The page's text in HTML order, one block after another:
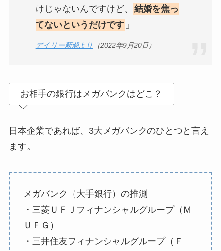
けじゃないんですけど、
結婚を焦っ
てないというだけです 」
デイリー新潮より （2022年9月20日）
お相手の銀行はメガバンクはどこ？
日本企業であれば、3大メガバンクのひとつと言え
ます。
メガバンク（大手銀行）の推測
・三菱ＵＦＪフィナンシャルグループ（Ｍ
ＵＦＧ）
・三井住友フィナンシャルグループ（Ｆ